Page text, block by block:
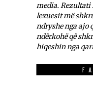
media. Rezultati
lexuesit më
ndryshe nga ajo
ndërkohë që
hiqeshin nga